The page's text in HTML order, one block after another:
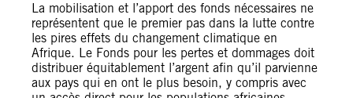
La mobilisation et l’apport des fonds nécessaires ne
représentent que le premier pas dans la lutte contre
les pires effets du changement climatique en
Afrique. Le Fonds pour les pertes et dommages doit
distribuer équitablement l’argent afin qu’il parvienne
aux pays qui en ont le plus besoin, y compris avec